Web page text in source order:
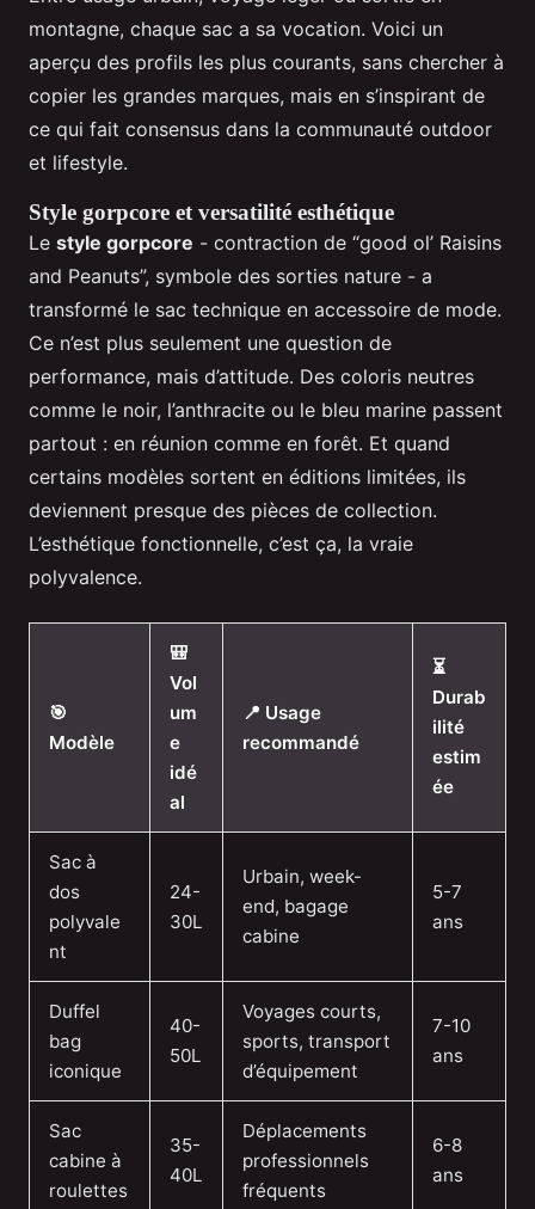
montagne, chaque sac a sa vocation. Voici un
aperçu des profils les plus courants, sans chercher à
copier les grandes marques, mais en s’inspirant de
ce qui fait consensus dans la communauté outdoor
et lifestyle.
Style gorpcore et versatilité esthétique
Le style gorpcore - contraction de “good ol’ Raisins
and Peanuts”, symbole des sorties nature - a
transformé le sac technique en accessoire de mode.
Ce n’est plus seulement une question de
performance, mais d’attitude. Des coloris neutres
comme le noir, l’anthracite ou le bleu marine passent
partout : en réunion comme en forêt. Et quand
certains modèles sortent en éditions limitées, ils
deviennent presque des pièces de collection.
L’esthétique fonctionnelle, c’est ça, la vraie
polyvalence.
🎯
Modèle
🎒
Vol
um
e
idé
al
📍 Usage
recommandé
⏳
Durab
ilité
estim
ée
Sac à
dos
polyvale
nt
24-
30L
Urbain, week-
end, bagage
cabine
5-7
ans
Duffel
bag
iconique
40-
50L
Voyages courts,
sports, transport
d’équipement
7-10
ans
Sac
cabine à
roulettes
35-
40L
Déplacements
professionnels
fréquents
6-8
ans